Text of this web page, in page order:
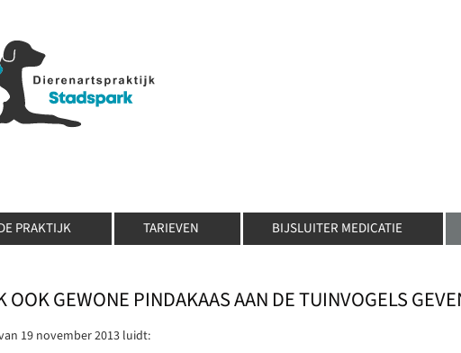
PRAKTIJK TARIEVEN BIJSLUITER MEDICATIE
OOK GEWONE PINDAKAAS AAN DE TUINVOGELS
19 november 2013 luidt: